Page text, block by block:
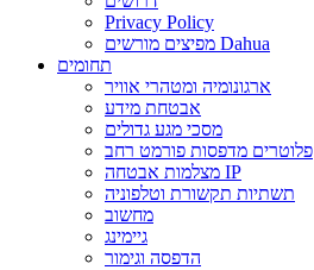
Privacy Policy
מפיצים מורשים Dahua
תחומים
ארגונומיה ומטהרי אוויר
אבטחת מידע
מסכי מגע גדולים
פלוטרים מדפסות פורמט רחב
מצלמות אבטחה IP
תשתיות תקשורת וטלפוניה
מחשוב
גיימינג
הדפסה וגימור